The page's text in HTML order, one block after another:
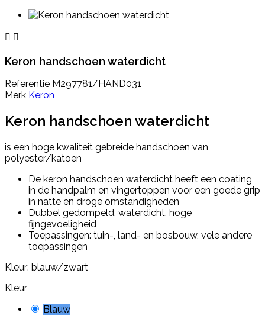
 
Keron handschoen waterdicht
Referentie M297781/HAND031
Merk Keron
Keron handschoen waterdicht
is een hoge kwaliteit gebreide handschoen van
polyester/katoen
De keron handschoen waterdicht heeft een coating
in de handpalm en vingertoppen voor een goede grip
in natte en droge omstandigheden
Dubbel gedompeld, waterdicht, hoge
fijngevoeligheid
Toepassingen: tuin-, land- en bosbouw, vele andere
toepassingen
Kleur: blauw/zwart
Kleur
Blauw